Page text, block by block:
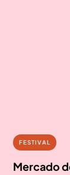
05
diciembre
FESTIVAL
Mercado